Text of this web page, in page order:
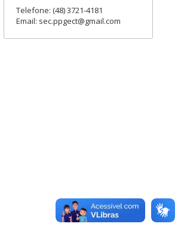
Telefone: (48) 3721-4181
Email: sec.ppgect@gmail.com